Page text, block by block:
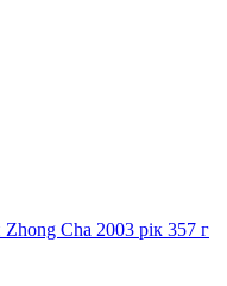
Cha 2003 рік 357 г